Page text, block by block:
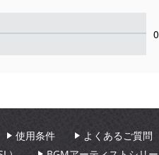
使用条件 よくあるご質問